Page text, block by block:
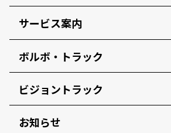
サービス案内
ボルボ・トラック
ビジョントラック
お知らせ